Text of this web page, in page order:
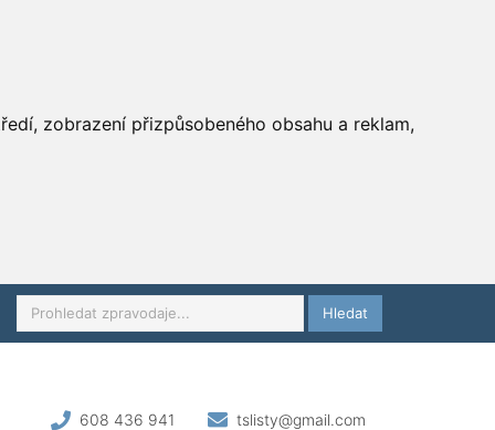
zobrazení přizpůsobeného obsahu a reklam,
Hledat
608 436 941 tslisty@gmail.com